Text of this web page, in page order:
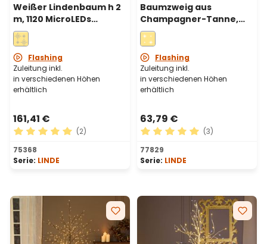
Weißer Lindenbaum h 2
m, 1120 MicroLEDs
warmweiß,
Innenbereich
Flashing
Zuleitung inkl.
in verschiedenen Höhen
erhältlich
161,41 €
Durchschnittliche Bewertung von 5 von 5 Sternen
(2)
75368
Serie: LINDE
Baumzweig aus
Champagner-Tanne,
Höhe 1,2 m, 330 Micro-
LEDs in warmweißem
und kaltweißem,
Innenbereich
Flashing
Zuleitung inkl.
in verschiedenen Höhen
erhältlich
63,79 €
Durchschnittliche
(3)
77829
Serie: LINDE